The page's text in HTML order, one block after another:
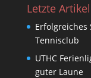
Letzte Artikel
Erfolgreiches
Tennisclub
UTHC
guter Laune